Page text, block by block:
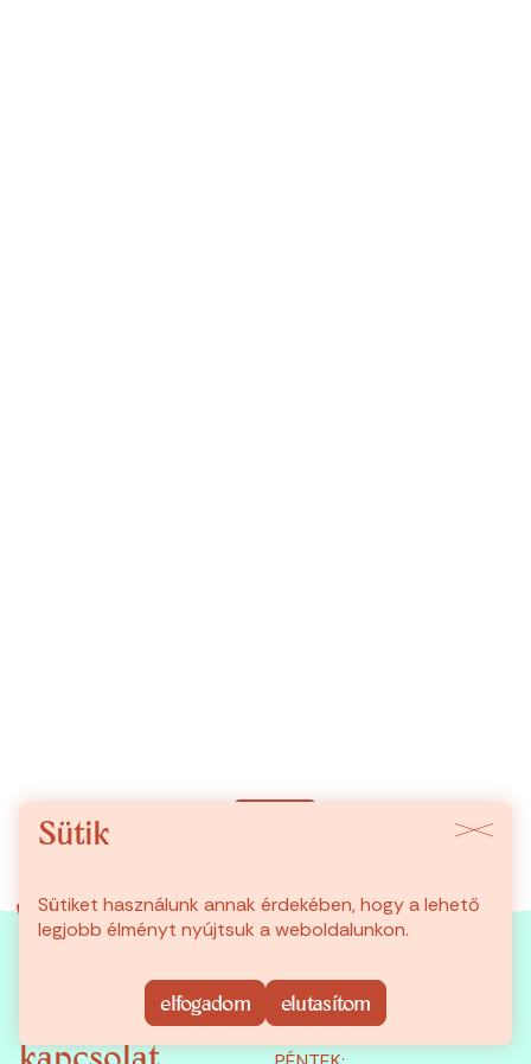
Sütik
Sütiket használunk annak érdekében, hogy a lehető
legjobb élményt nyújtsuk a weboldalunkon.
elfogadom elutasítom
történetek
NAGY DIÓFA U. 32.
1072 BUDAPEST
NYITVATARTÁS